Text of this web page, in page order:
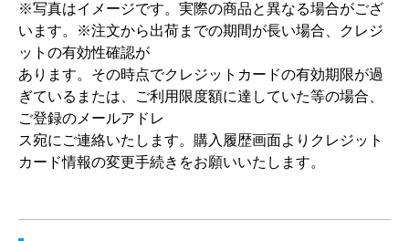
※写真はイメージです。実際の商品と異なる場合がござ
います。 ※注文から出荷までの期間が長い場合、クレジ
ットの有効性確認が
あります。その時点でクレジットカードの有効期限が過
ぎているまたは、ご利用限度額に達していた等の場合、
ご登録のメールアドレ
ス宛にご連絡いたします。購入履歴画面よりクレジット
カード情報の変更手続きをお願いいたします。